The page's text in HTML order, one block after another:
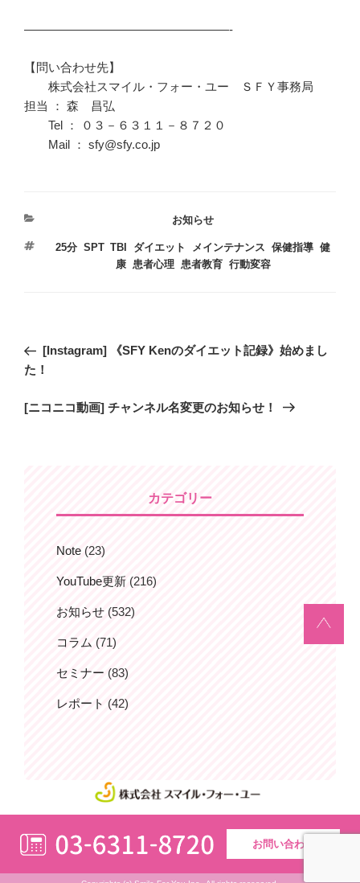
—————————————————-
【問い合わせ先】
株式会社スマイル・フォー・ユー ＳＦＹ事務局
担当 ： 森 昌弘
Tel ： ０３－６３１１－８７２０
Mail ： sfy@sfy.co.jp
カ
ゴ
リ
お知らせ
タ
25分 ,SPT,TBI ダイエット メインテナンス ,保健指導 ,健
康, 患者心理, 患者教育, 行動変容
稿
ビ
過
去
投
[Instagram] 《SFY Kenのダイエット記録》始めまし
た！
次
[ニコニコ動画] チャンネル名変更のお知らせ！
カテゴリー
Note (23)
YouTube更新 (216)
お知らせ (532)
コラム (71)
セミナー (83)
レポート (42)
お問い合わせ